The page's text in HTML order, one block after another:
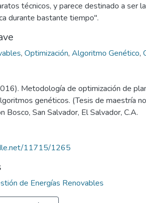
técnicos, y parece destinado a ser
durante bastante tiempo".
, Optimización, Algoritmo Genético,
Metodología de optimización de
genéticos. (Tesis de maestría
Bosco, San Salvador, El Salvador, C.A.
11715/1265
de Energías Renovables